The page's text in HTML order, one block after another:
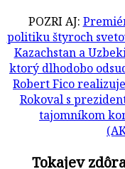
POZRI AJ:
politiku štyroch
Kazachstan a
ktorý dlhodobo
Robert Fico
Rokoval s
tajomníkom
Tokajev